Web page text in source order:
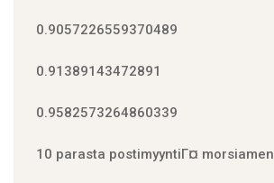
0.9057226559370489
0.91389143472891
0.9582573264860339
10 parasta postimyyntiГ¤ morsiamen